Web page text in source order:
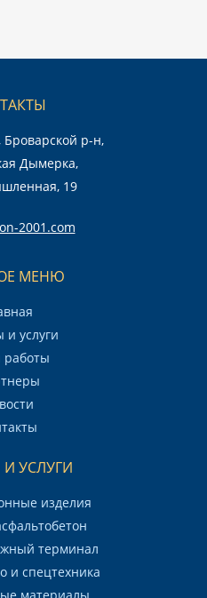
Броварской р-н,
Дымерка,
19
2001.com
МЕНЮ
и услуги
УСЛУГИ
изделия
терминал
и спецтехника